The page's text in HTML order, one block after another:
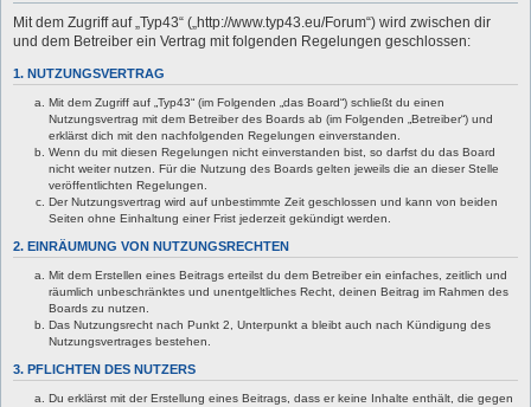
Mit dem Zugriff auf „Typ43“ („http://www.typ43.eu/Forum“) wird zwischen dir
und dem Betreiber ein Vertrag mit folgenden Regelungen geschlossen:
1. NUTZUNGSVERTRAG
Mit dem Zugriff auf „Typ43“ (im Folgenden „das Board“) schließt du einen
Nutzungsvertrag mit dem Betreiber des Boards ab (im Folgenden „Betreiber“) und
erklärst dich mit den nachfolgenden Regelungen einverstanden.
Wenn du mit diesen Regelungen nicht einverstanden bist, so darfst du das Board
nicht weiter nutzen. Für die Nutzung des Boards gelten jeweils die an dieser Stelle
veröffentlichten Regelungen.
Der Nutzungsvertrag wird auf unbestimmte Zeit geschlossen und kann von beiden
Seiten ohne Einhaltung einer Frist jederzeit gekündigt werden.
2. EINRÄUMUNG VON NUTZUNGSRECHTEN
Mit dem Erstellen eines Beitrags erteilst du dem Betreiber ein einfaches, zeitlich und
räumlich unbeschränktes und unentgeltliches Recht, deinen Beitrag im Rahmen des
Boards zu nutzen.
Das Nutzungsrecht nach Punkt 2, Unterpunkt a bleibt auch nach Kündigung des
Nutzungsvertrages bestehen.
3. PFLICHTEN DES NUTZERS
Du erklärst mit der Erstellung eines Beitrags, dass er keine Inhalte enthält, die gegen